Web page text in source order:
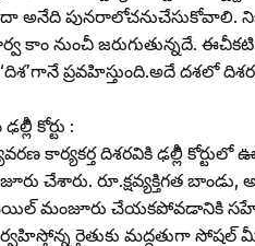
అనేది
కాం నుంచీ జరుగుతున్నదే.
ప్రవహిస్తుంది.అదే
కోర్టు :
కార్యకర్త దిశరవికి ఢల్లీి కోర్టులో
చేశారు. రూ.క్షవ్యక్తిగత
మంజూరు చేయకపోవడానికి
రైతుకు మద్దతుగా